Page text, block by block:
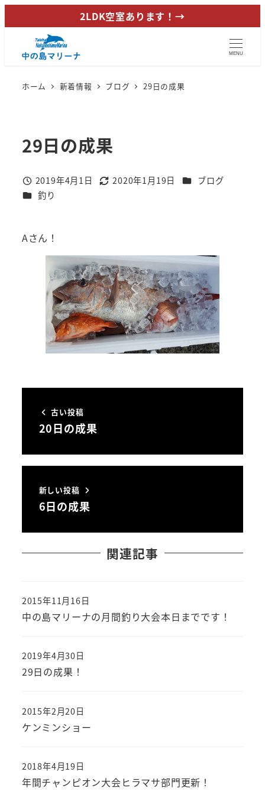
イ
2LDK空室あります！→
MENU
ホーム 新着情報 ブログ 29日の成果
29日の成果
投稿日
2019年4月1日
更新日
2020年1月19日 カテゴリー
ブログ
カテゴリー
釣り
Aさん！
古い投稿
20日の成果
新しい投稿
6日の成果
関連記事
中の島マリーナの月間釣り大会本日までです！
投稿日
2015年11月16日
29日の成果！
投稿日
2019年4月30日
ケンミンショー
投稿日
2015年2月20日
年間チャンピオン大会ヒラマサ部門更新！
投稿日
2018年4月19日